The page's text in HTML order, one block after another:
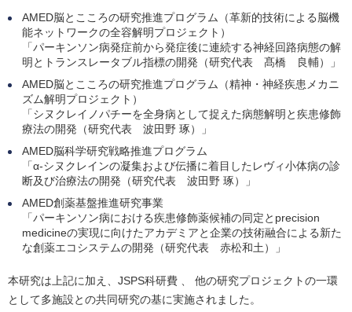
AMED脳とこころの研究推進プログラム（革新的技術による脳機
能ネットワークの全容解明プロジェクト）
「パーキンソン病発症前から発症後に連続する神経回路病態の解
明とトランスレータブル指標の開発（研究代表 髙橋 良輔）」
AMED脳とこころの研究推進プログラム（精神・神経疾患メカニ
ズム解明プロジェクト）
「シヌクレイノパチーを全身病として捉えた病態解明と疾患修飾
療法の開発（研究代表 波田野 琢）」
AMED脳科学研究戦略推進プログラム
「α-シヌクレインの凝集および伝播に着目したレヴィ小体病の診
断及び治療法の開発（研究代表 波田野 琢）」
AMED創薬基盤推進研究事業
「パーキンソン病における疾患修飾薬候補の同定とprecision
medicineの実現に向けたアカデミアと企業の技術融合による新た
な創薬エコシステムの開発（研究代表 赤松和土）」
本研究は上記に加え、JSPS科研費 、 他の研究プロジェクトの一環
として多施設との共同研究の基に実施されました。